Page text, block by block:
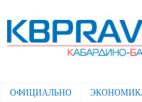
Электронная газета
Балкарская правда"
Главное меню
ОФИЦИАЛЬНО